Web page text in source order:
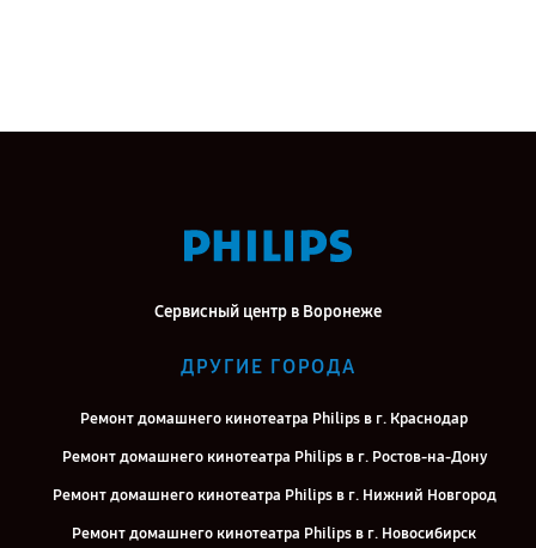
Сервисный центр в Воронеже
ДРУГИЕ ГОРОДА
Ремонт домашнего кинотеатра Philips в г. Краснодар
Ремонт домашнего кинотеатра Philips в г. Ростов-на-Дону
Ремонт домашнего кинотеатра Philips в г. Нижний Новгород
Ремонт домашнего кинотеатра Philips в г. Новосибирск